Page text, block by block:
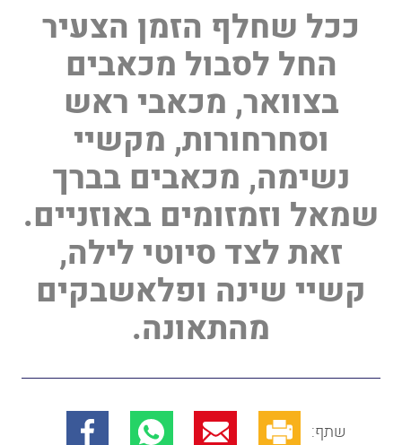
ככל שחלף הזמן הצעיר
החל לסבול מכאבים
בצוואר, מכאבי ראש
וסחרחורות, מקשיי
נשימה, מכאבים בברך
שמאל וזמזומים באוזניים.
זאת לצד סיוטי לילה,
קשיי שינה ופלאשבקים
מהתאונה.
שתף: